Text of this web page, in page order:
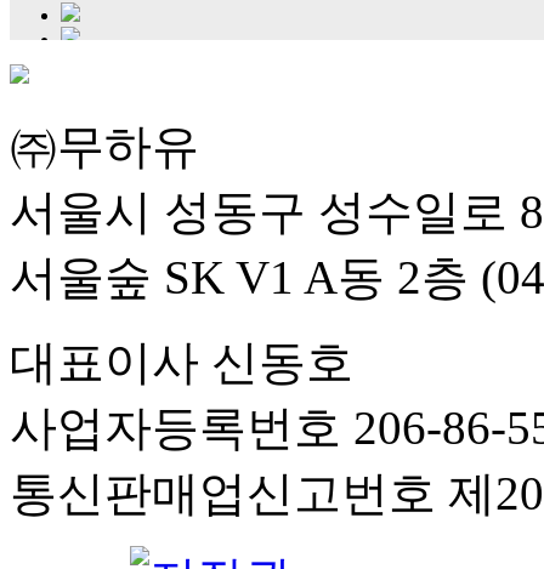
㈜무하유
서울시 성동구 성수일로
서울숲 SK V1 A동 2층
대표이사 신동호
사업자등록번호 206-86-
통신판매업신고번호 제